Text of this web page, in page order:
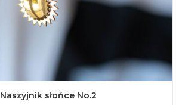
Naszyjnik słońce No.2